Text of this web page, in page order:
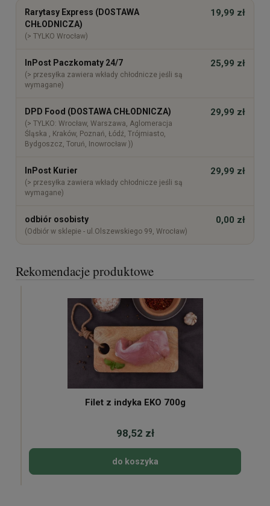
Cena nie zawiera ewentualnych kosztów płatności
Rarytasy Express (DOSTAWA
CHŁODNICZA)
(> TYLKO Wrocław)
19,99 zł
InPost Paczkomaty 24/7
(> przesyłka zawiera wkłady chłodnicze jeśli są
wymagane)
25,99 zł
DPD Food (DOSTAWA CHŁODNICZA)
(> TYLKO: Wrocław, Warszawa, Aglomeracja
Śląska , Kraków, Poznań, Łódź, Trójmiasto,
Bydgoszcz, Toruń, Inowrocław ))
29,99 zł
InPost Kurier
(> przesyłka zawiera wkłady chłodnicze jeśli są
wymagane)
29,99 zł
odbiór osobisty
(Odbiór w sklepie - ul.Olszewskiego 99, Wrocław)
0,00 zł
Rekomendacje produktowe
Filet z indyka EKO 700g
98,52 zł
do koszyka